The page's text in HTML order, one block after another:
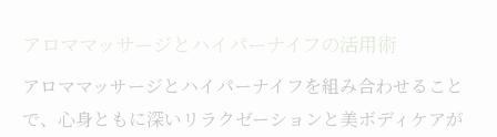
アロママッサージとハイパーナイフの活用術
アロママッサージとハイパーナイフを組み合わせること
で、心身ともに深いリラクゼーションと美ボディケアが